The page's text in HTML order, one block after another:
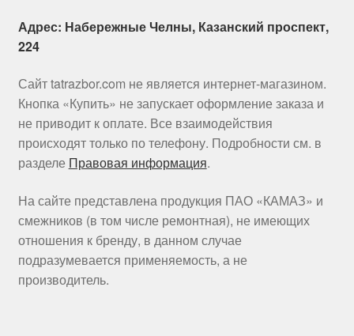
Адрес: Набережные Челны, Казанский проспект,
224
Сайт tatrazbor.com не является интернет-магазином.
Кнопка «Купить» не запускает оформление заказа и
не приводит к оплате. Все взаимодействия
происходят только по телефону. Подробности см. в
разделе Правовая информация.
На сайте представлена продукция ПАО «КАМАЗ» и
смежников (в том числе ремонтная), не имеющих
отношения к бренду, в данном случае
подразумевается применяемость, а не
производитель.